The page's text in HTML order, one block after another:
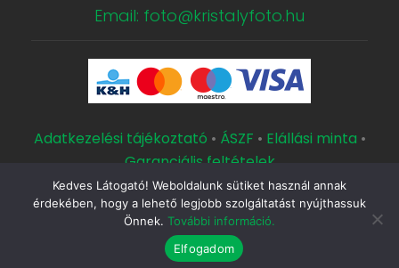
Email: foto@kristalyfoto.hu
Adatkezelési tájékoztató • ÁSZF • Elállási minta •
Garanciális feltételek
Copyright © 2000 Kristály Fotószaküzlet és Műterem.
Készítette aCsabaInformatika.NET
Kedves Látogató! Weboldalunk sütiket használ annak
érdekében, hogy a lehető legjobb szolgáltatást nyújthassuk
Önnek. További információ.
Elfogadom